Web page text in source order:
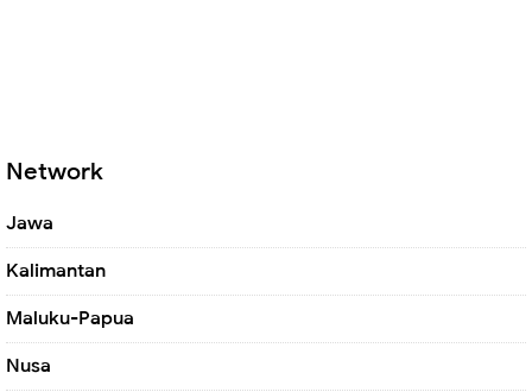
Network
Jawa
Kalimantan
Maluku-Papua
Nusa